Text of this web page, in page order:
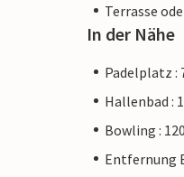
Terrasse
In der Nähe
Padelplatz :
Hallenbad :
Bowling :
Entfernung